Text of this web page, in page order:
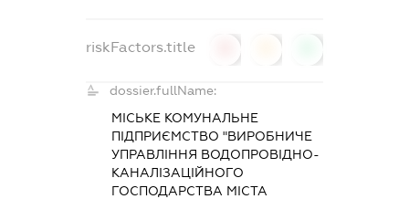
riskFactors.title
dossier.fullName:
МІСЬКЕ КОМУНАЛЬНЕ
ПІДПРИЄМСТВО "ВИРОБНИЧЕ
УПРАВЛІННЯ ВОДОПРОВІДНО-
КАНАЛІЗАЦІЙНОГО
ГОСПОДАРСТВА МІСТА